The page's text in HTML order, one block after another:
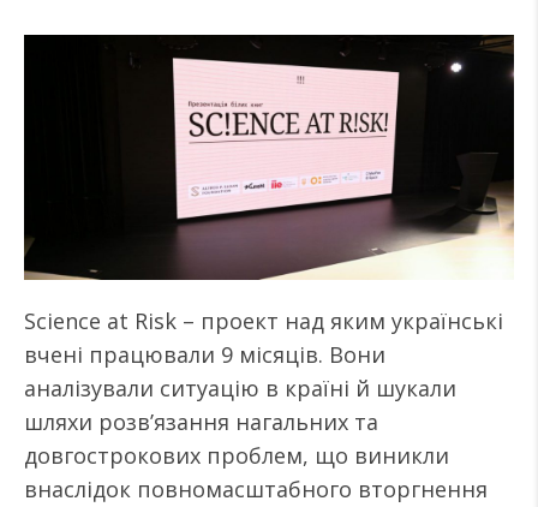
Science at Risk – проект над яким українські
вчені працювали 9 місяців. Вони
аналізували ситуацію в країні й шукали
шляхи розв’язання нагальних та
довгострокових проблем, що виникли
внаслідок повномасштабного вторгнення